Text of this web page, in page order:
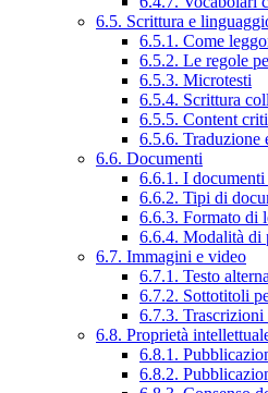
6.5. Scrittura e
6.5.1. Come
6.5.2. Le regole
6.5.3. Microtesti
6.5.4. Scrittura
6.5.5. Content
6.5.6. Traduzione
6.6. Documenti
6.6.1. I
6.6.2. Tipi di
6.6.3. Formato di
6.6.4. Modalità di
6.7. Immagini e video
6.7.1. Testo
6.7.2. Sottotitoli
6.7.3.
6.8. Proprietà
6.8.1.
6.8.2.